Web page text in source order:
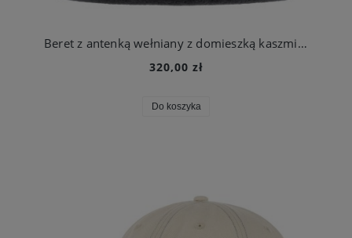
Beret z antenką wełniany z domieszką kaszmiru grafitowy unisex | Barascon
320,00 zł
Do koszyka